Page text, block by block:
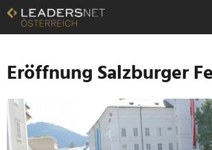
Zum
Inhalt
Zur
Navigation
Zur
Hauptnavigation
Eröffnung Salzburger